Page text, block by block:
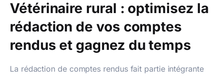
Vétérinaire rural : optimisez la
rédaction de vos comptes
rendus et gagnez du temps
La rédaction de comptes rendus fait partie intégrante